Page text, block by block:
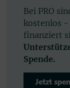
Bei PRO
kostenlos -
finanziert
Spende.
Jetzt